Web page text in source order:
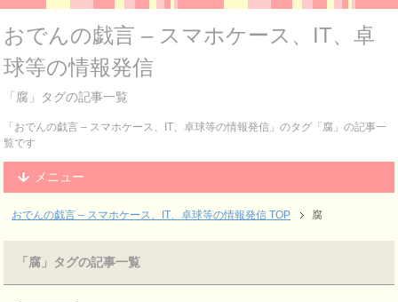
おでんの戯言 – スマホケース、IT、卓
球等の情報発信
「腐」タグの記事一覧
「おでんの戯言 – スマホケース、IT、卓球等の情報発信」のタグ「腐」の記事一
覧です
メニュー
おでんの戯言 – スマホケース、IT、卓球等の情報発信 TOP 腐
「腐」タグの記事一覧